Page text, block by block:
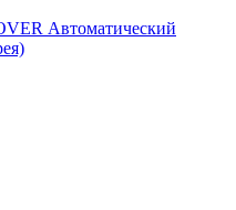
Автоматический